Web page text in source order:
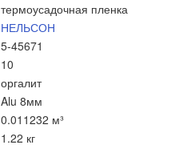
термоусадочная пленка
НЕЛЬСОН
5-45671
10
оргалит
Alu 8мм
0.011232 м³
1.22 кг